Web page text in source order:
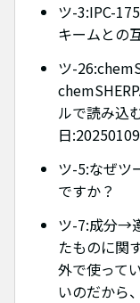
ツ-3:IPC-
キームとの
ツ-
ルで読み込
日
ツ-5:なぜツ
ですか？
ツ-7:成分→
たものに関
外で使って
いのだから